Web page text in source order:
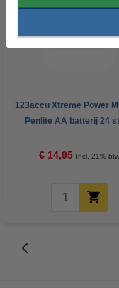
123accu Xtreme Power
Penlite AA batterij 24
€ 14,95 Incl. 21% btw